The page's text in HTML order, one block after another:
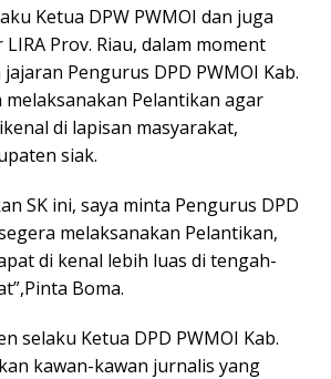
Ketua DPW PWMOI dan juga
Prov. Riau, dalam moment
Pengurus DPD PWMOI Kab.
Pelantikan agar
di lapisan masyarakat,
siak.
SK ini, saya minta Pengurus DPD
melaksanakan Pelantikan,
di kenal lebih luas di tengah-
Boma.
selaku Ketua DPD PWMOI Kab.
kawan-kawan jurnalis yang